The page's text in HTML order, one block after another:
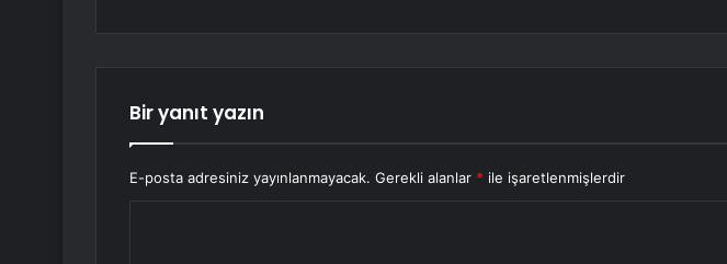
Bir yanıt yazın
E-posta adresiniz yayınlanmayacak. Gerekli alanlar * ile işaretlenmişlerdir